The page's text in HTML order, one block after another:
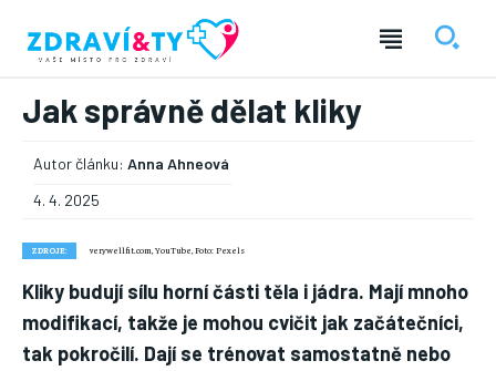
― REKLAMA ―
Jak správně dělat kliky
Autor článku: Anna Ahneová
4. 4. 2025
ZDROJE: verywellfit.com, YouTube, Foto: Pexels
Kliky budují sílu horní části těla i jádra. Mají mnoho
modifikací, takže je mohou cvičit jak začátečníci,
tak pokročilí. Dají se trénovat samostatně nebo